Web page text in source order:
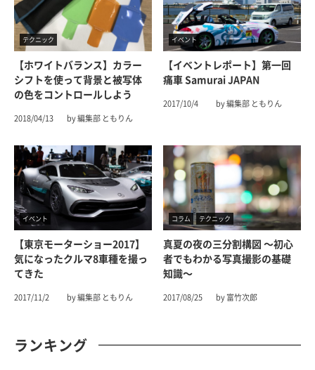
テクニック
【ホワイトバランス】カラー
シフトを使って背景と被写体
の色をコントロールしよう
2018/04/13 by 編集部 ともりん
イベント
【イベントレポート】第一回
痛車 Samurai JAPAN
2017/10/4 by 編集部 ともりん
イベント
【東京モーターショー2017】
気になったクルマ8車種を撮っ
てきた
2017/11/2 by 編集部 ともりん
コラム テクニック
真夏の夜の三分割構図 〜初心
者でもわかる写真撮影の基礎
知識〜
2017/08/25 by 富竹次郎
ランキング